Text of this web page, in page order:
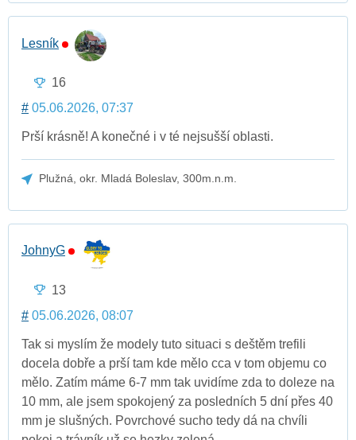
Lesník
16
# 05.06.2026, 07:37
Prší krásně! A konečné i v té nejsušší oblasti.
Plužná, okr. Mladá Boleslav, 300m.n.m.
JohnyG
13
# 05.06.2026, 08:07
Tak si myslím že modely tuto situaci s deštěm trefili
docela dobře a prší tam kde mělo cca v tom objemu co
mělo. Zatím máme 6-7 mm tak uvidíme zda to doleze na
10 mm, ale jsem spokojený za posledních 5 dní přes 40
mm je slušných. Povrchové sucho tedy dá na chvíli